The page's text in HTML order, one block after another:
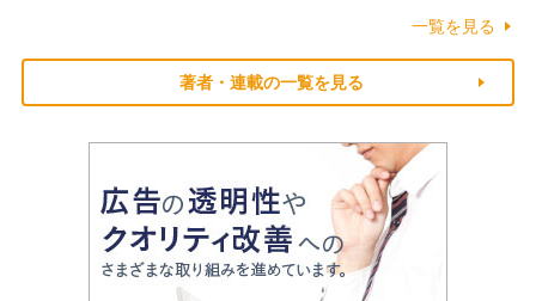
一覧を見る
著者・連載の一覧を見る